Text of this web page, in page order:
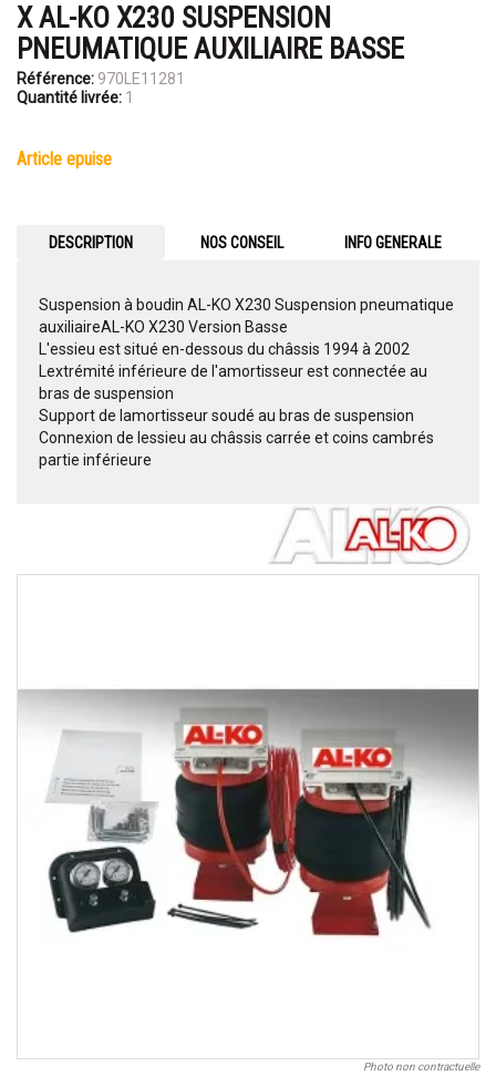
X AL-KO X230 SUSPENSION
PNEUMATIQUE AUXILIAIRE BASSE
Référence: 970LE11281
Quantité livrée: 1
article epuise
DESCRIPTION NOS CONSEIL INFO GENERALE
Suspension à boudin AL-KO X230 Suspension pneumatique
auxiliaireAL-KO X230 Version Basse
L'essieu est situé en-dessous du châssis 1994 à 2002
Lextrémité inférieure de l'amortisseur est connectée au
bras de suspension
Support de lamortisseur soudé au bras de suspension
Connexion de lessieu au châssis carrée et coins cambrés
partie inférieure
Photo non contractuelle